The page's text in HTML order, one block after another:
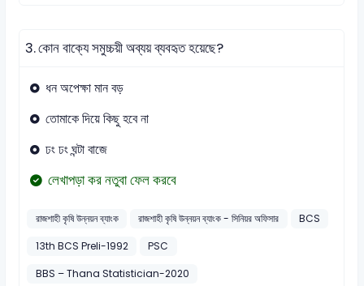
3.কোন বাক্যে সমুচ্চয়ী অব্যয় ব্যবহৃত হয়েছে?
ধন অপেক্ষা মান বড়
তোমাকে দিয়ে কিছু হবে না
ঢং ঢং ঘন্টা বাজে
লেখাপড়া কর নতুবা ফেল করবে
রাজশাহী কৃষি উন্নয়ন ব্যাংক রাজশাহী কৃষি উন্নয়ন ব্যাংক - সিনিয়র অফিসার
BCS
13th BCS Preli-1992
PSC
BBS – Thana Statistician-2020